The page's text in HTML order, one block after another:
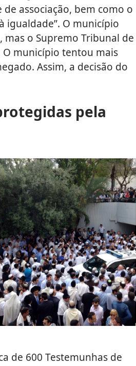
associação, bem como o
igualdade”. O município
o Supremo Tribunal de
O município tentou mais
Assim, a decisão do
pela
de 600 Testemunhas de